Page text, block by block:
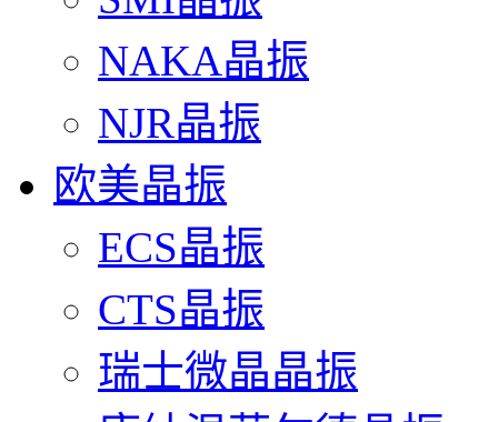
NAKA晶振
NJR晶振
欧美晶振
ECS晶振
CTS晶振
瑞士微晶晶振